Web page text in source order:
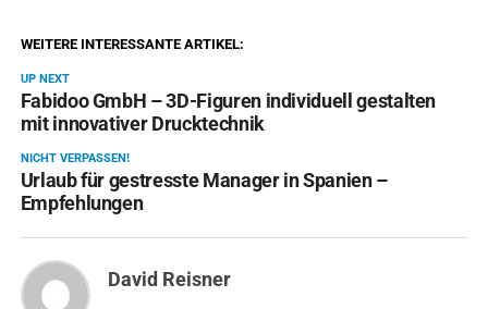
WEITERE INTERESSANTE ARTIKEL:
UP NEXT
Fabidoo GmbH – 3D-Figuren individuell gestalten
mit innovativer Drucktechnik
NICHT VERPASSEN!
Urlaub für gestresste Manager in Spanien –
Empfehlungen
David Reisner